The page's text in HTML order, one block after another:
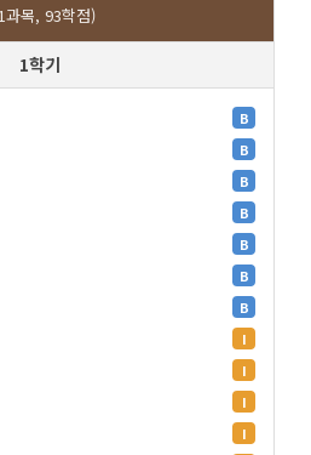
과목, 93학점)
1학기
B
B
B
B
B
B
B
I
I
I
I